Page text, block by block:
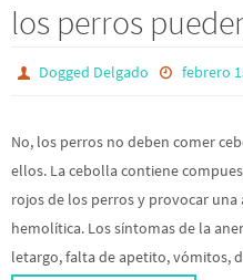
los perros
Dogged Delgado febrero
No, los perros no deben comer
ellos. La cebolla contiene
rojos de los perros y provocar
hemolítica. Los síntomas de la
letargo, falta de apetito, vómitos,